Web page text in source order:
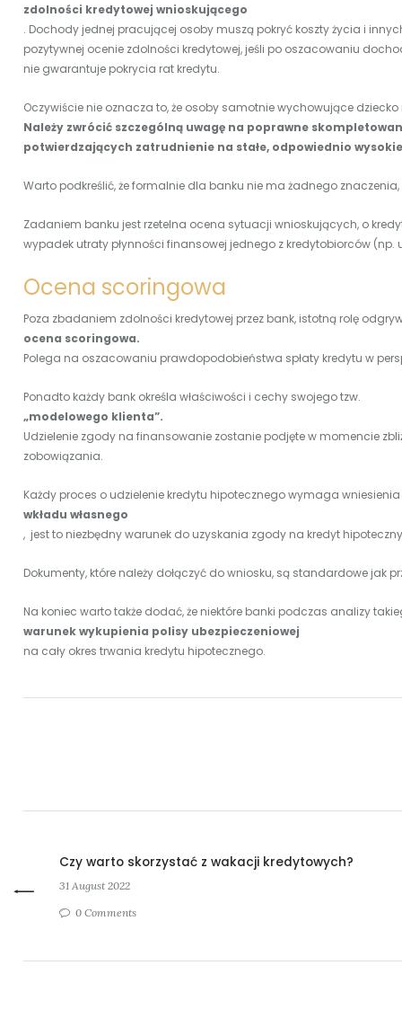
zdolności kredytowej wnioskującego
. Dochody jednej pracującej osoby muszą pokryć koszty życia i
pozytywnej ocenie zdolności kredytowej, jeśli po oszacowaniu
nie gwarantuje pokrycia rat kredytu.
Oczywiście nie oznacza to, że osoby samotnie wychowujące
Należy zwrócić szczególną uwagę na poprawne
potwierdzających zatrudnienie na stałe, odpowiednio
Warto podkreślić, że formalnie dla banku nie ma żadnego
Zadaniem banku jest rzetelna ocena sytuacji wnioskujących, o
wypadek utraty płynności finansowej jednego z kredytobiorców (np.
Ocena scoringowa
Poza zbadaniem zdolności kredytowej przez bank, istotną rolę
ocena scoringowa.
Polega na oszacowaniu prawdopodobieństwa spłaty kredytu w
Ponadto każdy bank określa właściwości i cechy swojego tzw.
„modelowego klienta”.
Udzielenie zgody na finansowanie zostanie podjęte w momencie
zobowiązania.
Każdy proces o udzielenie kredytu hipotecznego wymaga
wkładu własnego
, jest to niezbędny warunek do uzyskania zgody na kredyt
Dokumenty, które należy dołączyć do wniosku, są standardowe jak
Na koniec warto także dodać, że niektóre banki podczas analizy
warunek wykupienia polisy ubezpieczeniowej
na cały okres trwania kredytu hipotecznego.
Czy warto skorzystać z wakacji kredytowych?
31 August 2022
0 Comments